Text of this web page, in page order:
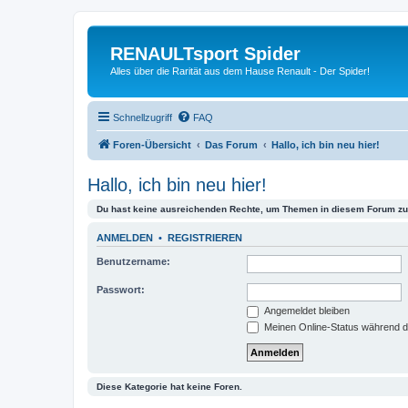
RENAULTsport Spider
Alles über die Rarität aus dem Hause Renault - Der Spider!
Schnellzugriff FAQ
Foren-Übersicht Das Forum Hallo, ich bin neu hier!
Hallo, ich bin neu hier!
Du hast keine ausreichenden Rechte, um Themen in diesem Forum
ANMELDEN • REGISTRIEREN
Benutzername:
Passwort:
Angemeldet bleiben
Meinen Online-Status während
Diese Kategorie hat keine Foren.